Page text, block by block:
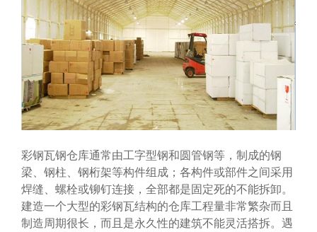
彩钢瓦钢仓库通常由工字型钢和圆管钢等，制成的钢
梁、钢柱、钢桁架等构件组成；各构件或部件之间采用
焊缝、螺栓或铆钉连接，全部都是固定死的不能拆卸。
建造一个大型的彩钢瓦结构的仓库工程量非常繁杂而且
制造周期很长，而且是永久性的建筑不能灵活搭拆。遇